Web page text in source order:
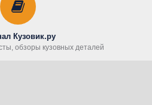
Кузовик.ру
обзоры кузовных деталей